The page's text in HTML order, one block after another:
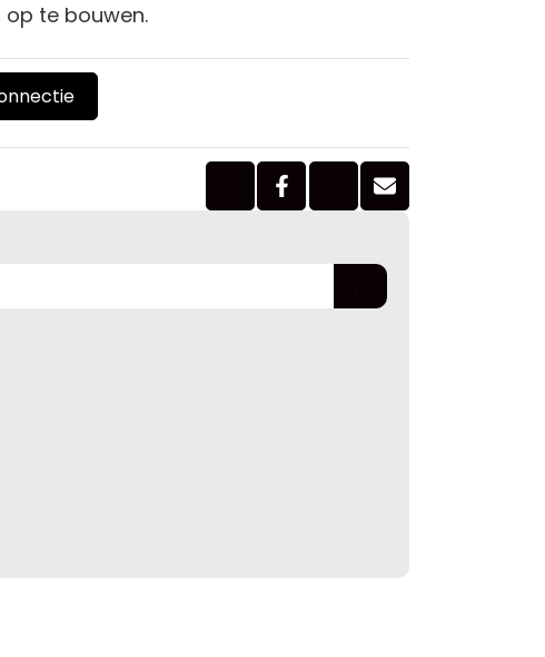
te bouwen.